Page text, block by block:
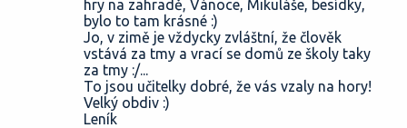
hry na zahradě, Vánoce, Mikuláše, besídky,
bylo to tam krásné :)
Jo, v zimě je vždycky zvláštní, že člověk
vstává za tmy a vrací se domů ze školy taky
za tmy :/...
To jsou učitelky dobré, že vás vzaly na hory!
Velký obdiv :)
Leník